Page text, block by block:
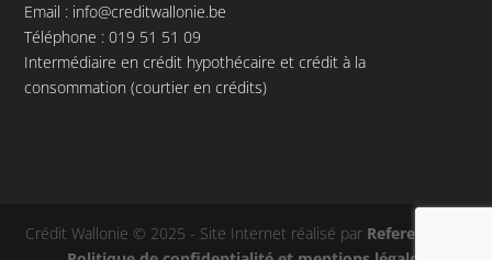
Email : info@creditwallonie.be
Téléphone :019 51 51 09
Intermédiaire en crédit hypothécaire et crédit à la
consommation (courtier en crédits)
Crédit Wallonie © 2025 - Site Internet réalisé par Referenceur